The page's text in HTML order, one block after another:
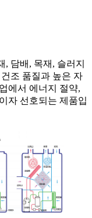
담배, 목재, 슬러지
조 품질과 높은 자
에서 에너지 절약,
자 선호되는 제품입